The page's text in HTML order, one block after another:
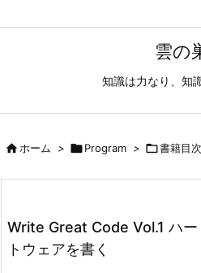
雲の
知識は力なり、知
ホーム > Program > 書籍目次
Write Great Code Vol.1 ハー
トウェアを書く